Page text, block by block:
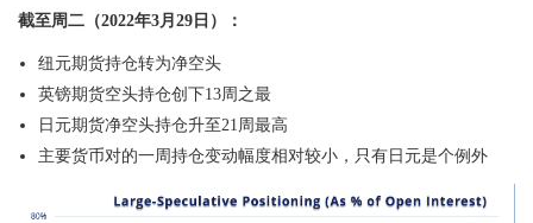
截至周二（2022年3月 29 日）：
纽元期货持仓转为净空头
英镑期货空头持仓创下13周之最
日元期货净空头持仓升至21周最高
主要货币对的一周持仓变动幅度相对较小，只有日元是个例外